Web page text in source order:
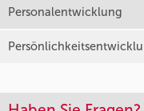
Personalentwicklung